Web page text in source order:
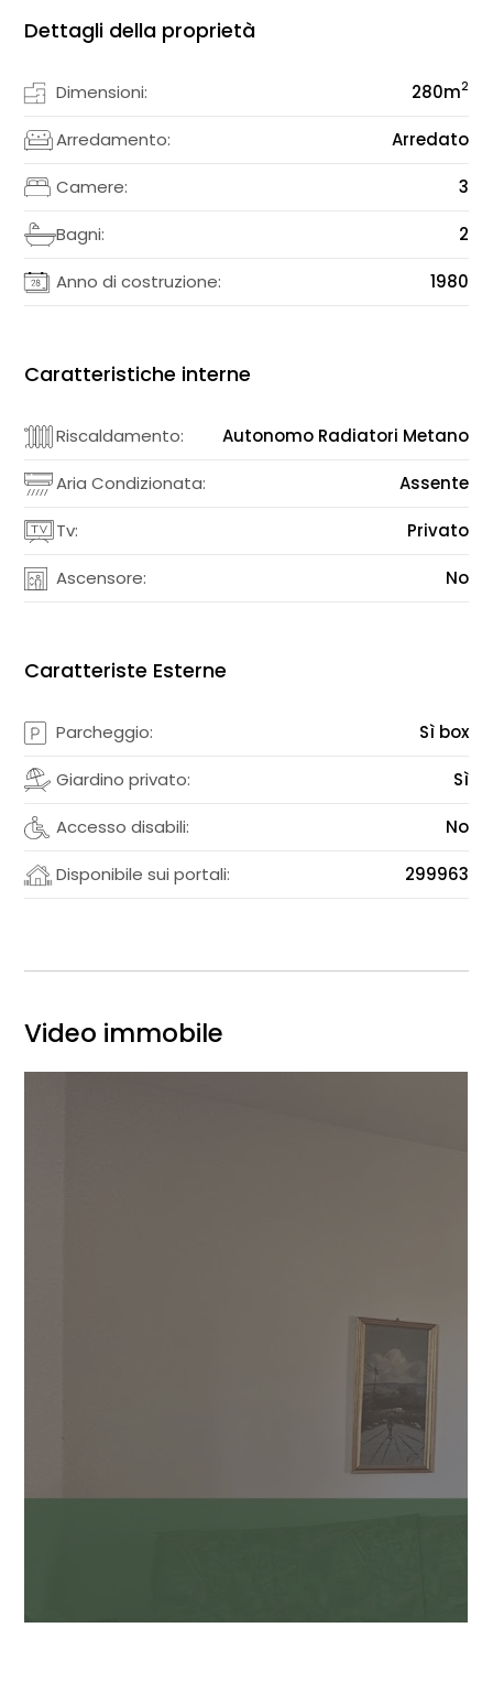
Dettagli della proprietà
Dimensioni: 280m2
Arredamento: Arredato
Camere: 3
Bagni: 2
Anno di costruzione: 1980
Caratteristiche interne
Riscaldamento: Autonomo Radiatori Metano
Aria Condizionata: Assente
Tv: Privato
Ascensore: No
Caratteriste Esterne
Parcheggio: Sì box
Giardino privato: Sì
Accesso disabili: No
Disponibile sui portali: 299963
Video immobile